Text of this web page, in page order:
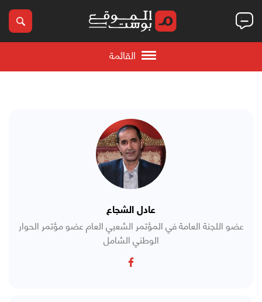
القائمة
عادل الشجاع
عضو اللجنة العامة في المؤتمر الشعبي العام عضو مؤتمر الحوار
الوطني الشامل